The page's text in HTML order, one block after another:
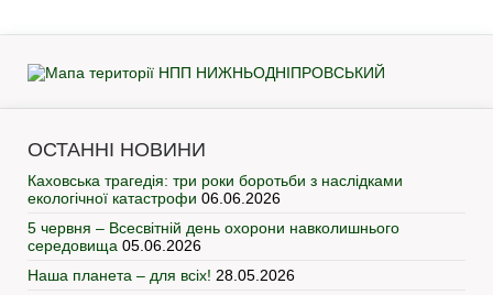
ОСТАННІ НОВИНИ
Каховська трагедія: три роки боротьби з наслідками
екологічної катастрофи 06.06.2026
5 червня – Всесвітній день охорони навколишнього
середовища 05.06.2026
Наша планета – для всіх! 28.05.2026